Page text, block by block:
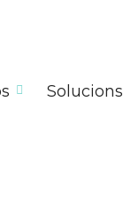
Solucions